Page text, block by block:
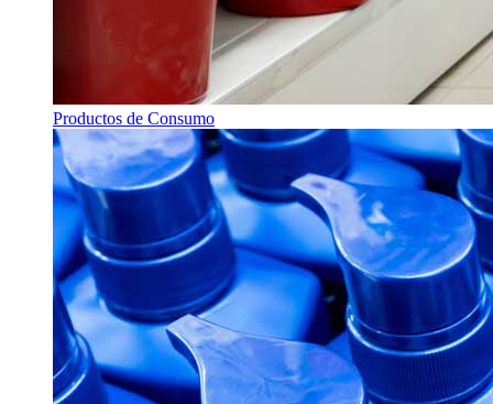
Productos de Consumo